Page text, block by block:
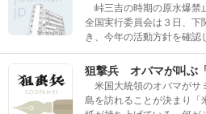
峠三吉の時期の原水爆禁
全国実行委員会は３日、下
き、今年の活動方針を確
狙撃兵 オバマが叫ぶ
米国大統領のオバマがサ
島を訪れることが決まり「